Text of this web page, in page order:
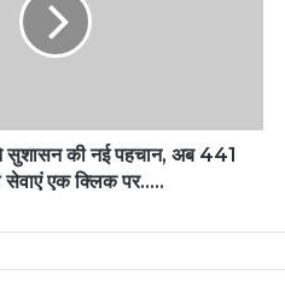
सुशासन की नई पहचान, अब 441
सेवाएं एक क्लिक पर…..